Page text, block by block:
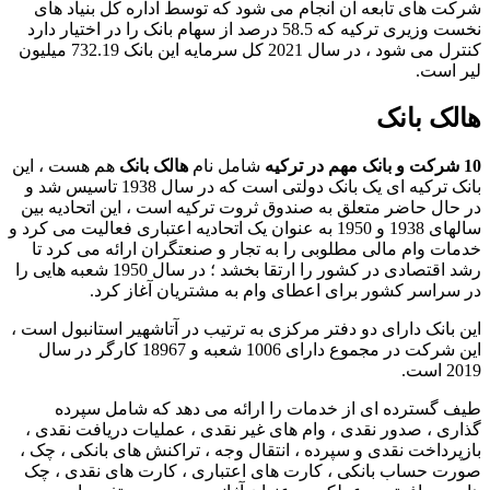
شرکت های تابعه آن انجام می شود که توسط اداره کل بنیاد های
نخست وزیری ترکیه که 58.5 درصد از سهام بانک را در اختیار دارد
کنترل می شود ، در سال 2021 کل سرمایه این بانک 732.19 میلیون
لیر است.
هالک بانک
10 شرکت و بانک مهم در ترکیه شامل نام هالک بانک هم هست ، این
بانک ترکیه ای یک بانک دولتی است که در سال 1938 تاسیس شد و
در حال حاضر متعلق به صندوق ثروت ترکیه است ، این اتحادیه بین
سالهای 1938 و 1950 به عنوان یک اتحادیه اعتباری فعالیت می کرد و
خدمات وام مالی مطلوبی را به تجار و صنعتگران ارائه می کرد تا
رشد اقتصادی در کشور را ارتقا بخشد ؛ در سال 1950 شعبه ‌هایی را
در سراسر کشور برای اعطای وام به مشتریان آغاز کرد.
این بانک دارای دو دفتر مرکزی به ترتیب در آتاشهیر استانبول است ،
این شرکت در مجموع دارای 1006 شعبه و 18967 کارگر در سال
2019 است.
طیف گسترده ای از خدمات را ارائه می دهد که شامل سپرده
گذاری ، صدور نقدی ، وام های غیر نقدی ، عملیات دریافت نقدی ،
بازپرداخت نقدی و سپرده ، انتقال وجه ، تراکنش های بانکی ، چک ،
صورت‌ حساب بانکی ، کارت ‌های اعتباری ، کارت‌ های نقدی ، چک